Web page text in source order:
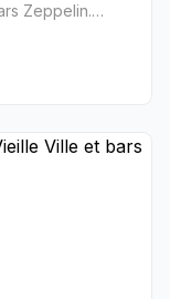
Zeppelin.
ses